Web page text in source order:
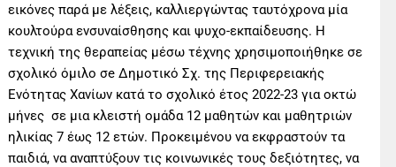
εικόνες παρά με λέξεις, καλλιεργώντας ταυτόχρονα μία
κουλτούρα ενσυναίσθησης και ψυχο-εκπαίδευσης. Η
τεχνική της θεραπείας μέσω τέχνης χρησιμοποιήθηκε σε
σχολικό όμιλο σe Δημοτικό Σχ. της Περιφερειακής
Ενότητας Χανίων κατά το σχολικό έτος 2022-23 για οκτώ
μήνες σε μια κλειστή ομάδα 12 μαθητών και μαθητριών
ηλικίας 7 έως 12 ετών. Προκειμένου να εκφραστούν τα
παιδιά, να αναπτύξουν τις κοινωνικές τους δεξιότητες, να